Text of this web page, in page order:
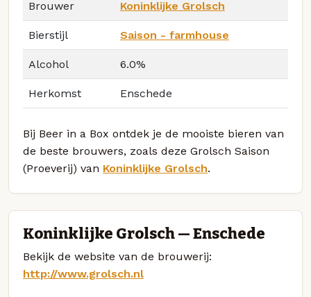
Brouwer Koninklijke Grolsch
Bierstijl Saison - farmhouse
Alcohol 6.0%
Herkomst Enschede
Bij Beer in a Box ontdek je de mooiste bieren van
de beste brouwers, zoals deze Grolsch Saison
(Proeverij) van Koninklijke Grolsch.
Koninklijke Grolsch — Enschede
Bekijk de website van de brouwerij:
http://www.grolsch.nl